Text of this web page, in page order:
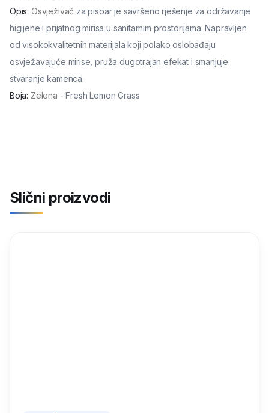
Opis: Osvježivač za pisoar je savršeno rješenje za održavanje
higijene i prijatnog mirisa u sanitarnim prostorijama. Napravljen
od visokokvalitetnih materijala koji polako oslobađaju
osvježavajuće mirise, pruža dugotrajan efekat i smanjuje
stvaranje kamenca.
Boja: Zelena - Fresh Lemon Grass
Slični proizvodi